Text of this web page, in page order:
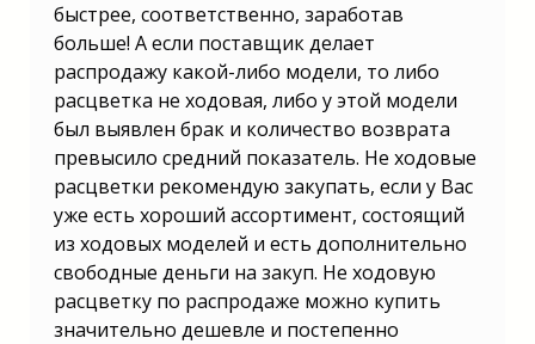
быстрее, соответственно, заработав
больше! А если поставщик делает
распродажу какой-либо модели, то либо
расцветка не ходовая, либо у этой модели
был выявлен брак и количество возврата
превысило средний показатель. Не ходовые
расцветки рекомендую закупать, если у Вас
уже есть хороший ассортимент, состоящий
из ходовых моделей и есть дополнительно
свободные деньги на закуп. Не ходовую
расцветку по распродаже можно купить
значительно дешевле и постепенно